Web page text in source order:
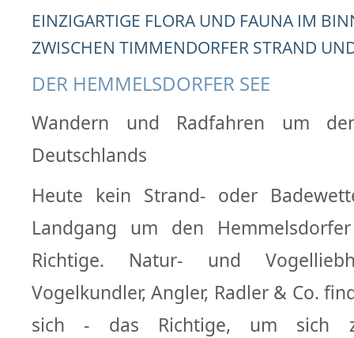
EINZIGARTIGE FLORA UND FAUNA IM
ZWISCHEN TIMMENDORFER STRAND
DER HEMMELSDORFER SEE
Wandern und Radfahren um
Deutschlands
Heute kein Strand- oder
Landgang um den
Richtige. Natur- und
Vogelkundler, Angler, Radler & Co.
sich - das Richtige, um sich